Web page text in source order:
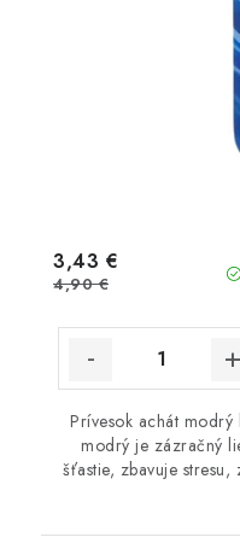
3,43 €
4,90 €
Prívesok achát
modrý je zázračný
šťastie, zbavuje